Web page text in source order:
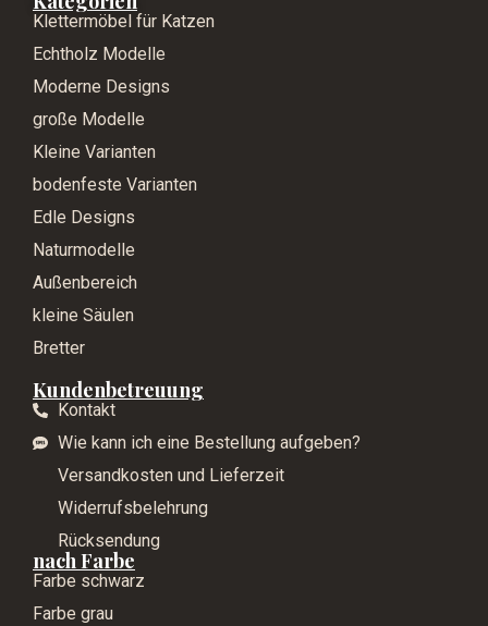
Klettermöbel für Katzen
Echtholz Modelle
Moderne Designs
große Modelle
Kleine Varianten
bodenfeste Varianten
Edle Designs
Naturmodelle
Außenbereich
kleine Säulen
Bretter
Kundenbetreuung
Kontakt
Wie kann ich eine Bestellung aufgeben?
Versandkosten und Lieferzeit
Widerrufsbelehrung
Rücksendung
nach Farbe
Farbe schwarz
Farbe grau